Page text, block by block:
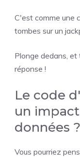
C'est comme une
tombes sur un
Plonge dedans,
réponse !
Le code
un
données ?
Vous pourriez